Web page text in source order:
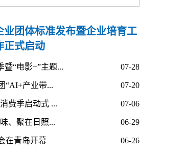
业团体标准发布暨企业培育工
正式启动
暨“电影+”主题... 07-28
“AI+产业带... 07-20
费季启动式 ... 07-06
、聚在日照... 06-29
在青岛开幕 06-26